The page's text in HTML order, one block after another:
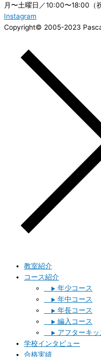
月〜土曜日／10:00〜18:00（
Instagram
Copyright© 2005-2023
教室紹介
コース紹介
▶︎ 年少コース
▶︎ 年中コース
▶︎ 年長コース
▶︎ 編入コース
▶︎ アフターキッ
学校インタビュー
合格実績